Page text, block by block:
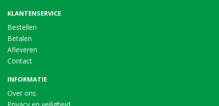
KLANTENSERVICE
Bestellen
Betalen
Afleveren
Contact
INFORMATIE
Over ons